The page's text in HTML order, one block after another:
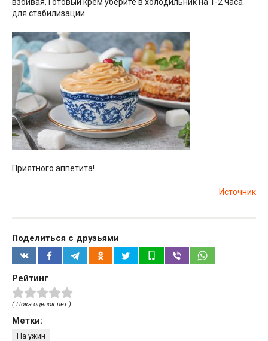
для стабилизации.
Приятного аппетита!
Источник
Поделиться с друзьями
Рейтинг
( Пока оценок нет )
Метки:
На ужин